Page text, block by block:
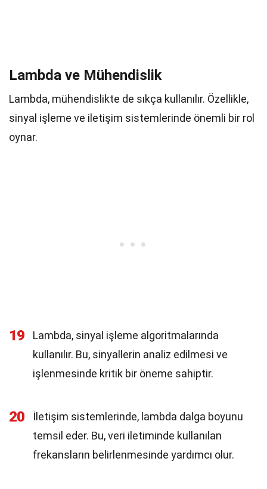
Lambda ve Mühendislik
Lambda, mühendislikte de sıkça kullanılır. Özellikle,
sinyal işleme ve iletişim sistemlerinde önemli bir rol
oynar.
19
Lambda, sinyal işleme algoritmalarında
kullanılır. Bu, sinyallerin analiz edilmesi ve
işlenmesinde kritik bir öneme sahiptir.
20
İletişim sistemlerinde, lambda dalga boyunu
temsil eder. Bu, veri iletiminde kullanılan
frekansların belirlenmesinde yardımcı olur.